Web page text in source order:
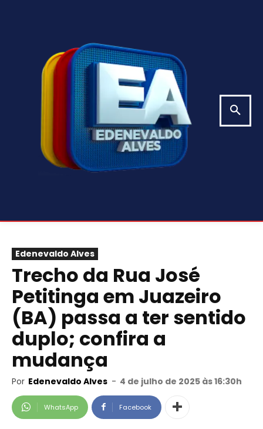
Edenevaldo Alves
Trecho da Rua José
Petitinga em Juazeiro
(BA) passa a ter sentido
duplo; confira a
mudança
Por Edenevaldo Alves - 4 de julho de 2025 às 16:30h
WhatsApp Facebook